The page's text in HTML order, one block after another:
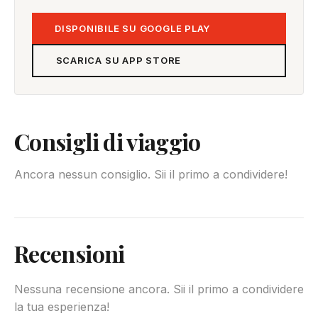
DISPONIBILE SU GOOGLE PLAY
SCARICA SU APP STORE
Consigli di viaggio
Ancora nessun consiglio. Sii il primo a condividere!
Recensioni
Nessuna recensione ancora. Sii il primo a condividere
la tua esperienza!